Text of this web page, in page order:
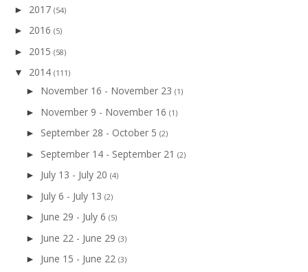
► 2017 (54)
► 2016 (5)
► 2015 (58)
▼ 2014 (111)
► November 16 - November 23 (1)
► November 9 - November 16 (1)
► September 28 - October 5 (2)
► September 14 - September 21 (2)
► July 13 - July 20 (4)
► July 6 - July 13 (2)
► June 29 - July 6 (5)
► June 22 - June 29 (3)
► June 15 - June 22 (3)